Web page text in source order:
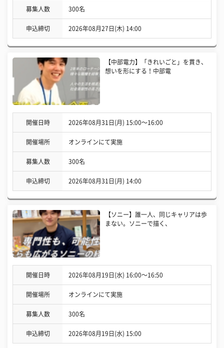
募集人数 300名
申込締切 2026年08月27日(木) 14:00
【中部電力】「きれいごと」を貫き、
想いを形にする！中部電
開催日時 2026年08月31日(月) 15:00〜16:00
開催場所 オンラインにて実施
募集人数 300名
申込締切 2026年08月31日(月) 14:00
【ソニー】誰一人、同じキャリアは歩
まない。ソニーで描く、
開催日時 2026年08月19日(水) 16:00〜16:50
開催場所 オンラインにて実施
募集人数 300名
申込締切 2026年08月19日(水) 15:00